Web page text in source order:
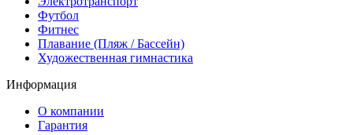
Футбол
Фитнес
Плавание (Пляж / Бассейн)
Художественная гимнастика
Информация
О компании
Гарантия